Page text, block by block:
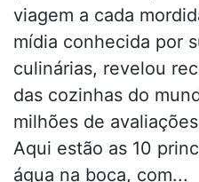
viagem a cada
mídia conhecida por
culinárias, revelou
das cozinhas do
milhões de
Aqui estão as 10
água na boca, com...